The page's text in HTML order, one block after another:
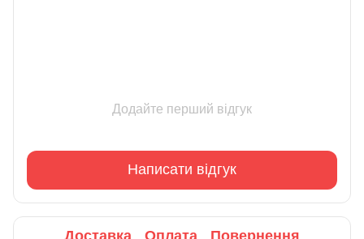
Додайте перший відгук
Написати відгук